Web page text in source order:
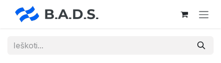
Skip to Content